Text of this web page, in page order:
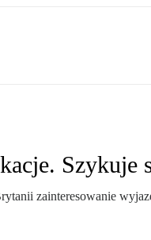
Szykuje
zainteresowanie